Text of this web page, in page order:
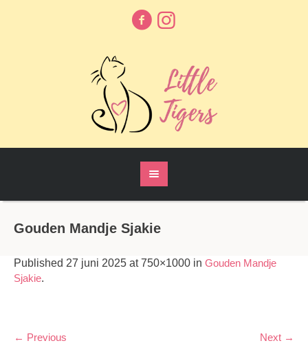
Gouden Mandje Sjakie
Published 27 juni 2025 at 750×1000 in Gouden Mandje
Sjakie.
← Previous Next →